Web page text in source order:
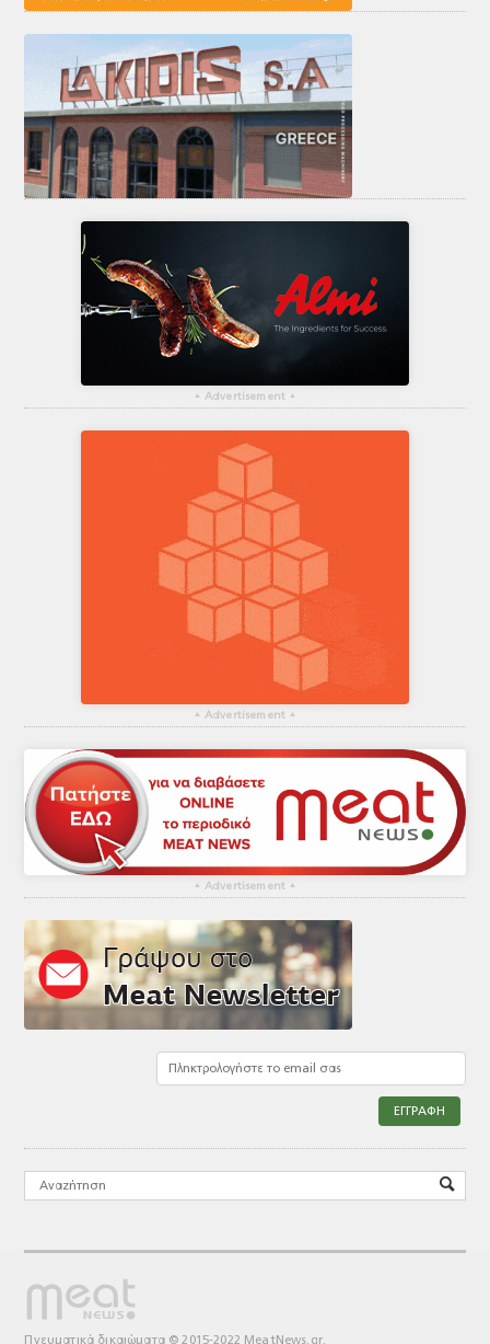
▴ Advertisement ▴
▴ Advertisement ▴
▴ Advertisement ▴
Πνευματικά δικαιώματα © 2015-2022 MeatNews.gr.